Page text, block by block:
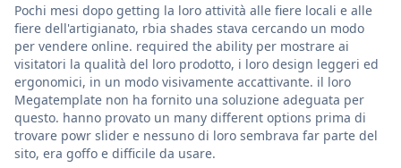
Pochi mesi dopo getting la loro attività alle fiere locali e alle
fiere dell'artigianato, rbia shades stava cercando un modo
per vendere online. required the ability per mostrare ai
visitatori la qualità del loro prodotto, i loro design leggeri ed
ergonomici, in un modo visivamente accattivante. il loro
Megatemplate non ha fornito una soluzione adeguata per
questo. hanno provato un many different options prima di
trovare powr slider e nessuno di loro sembrava far parte del
sito, era goffo e difficile da usare.